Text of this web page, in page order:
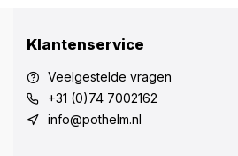
Klantenservice
Veelgestelde vragen
+31 (0)74 7002162
info@pothelm.nl